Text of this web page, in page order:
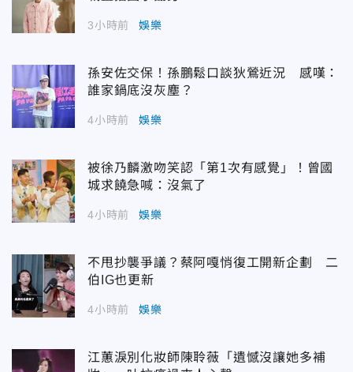
3小時前 娛樂
孫安佐交保！孫鵬鬆口談狄鶯近況 感嘆：
誰家鍋底沒灰塵？
4小時前 娛樂
被徐乃麟激吻笑認「第1次有感覺」！曾國
城求饒急喊：沒氣了
4小時前 娛樂
不甩抄襲爭議？蔡阿嘎悄復工開新企劃 二
伯IG也更新
4小時前 娛樂
江蕙淚別化妝師陳聆薇「遺憾沒讓她多補